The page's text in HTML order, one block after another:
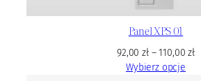
Panel XPS 01
92,00zł– 110,00zł
Wybierz opcje